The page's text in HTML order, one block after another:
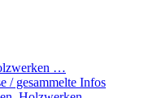
…
/ gesammelte Infos